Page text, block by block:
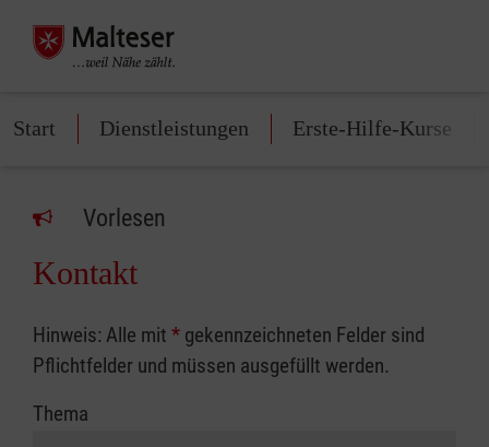
Start Dienstleistungen Erste-Hilfe-Kurse
Vorlesen
Kontakt
Hinweis: Alle mit * gekennzeichneten Felder sind
Pflichtfelder und müssen ausgefüllt werden.
Thema